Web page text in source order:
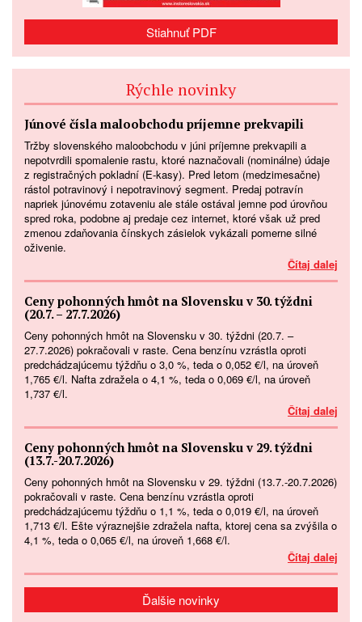
Stiahnuť PDF
Rýchle novinky
Júnové čísla maloobchodu príjemne prekvapili
Tržby slovenského maloobchodu v júni príjemne prekvapili a
nepotvrdili spomalenie rastu, ktoré naznačovali (nominálne) údaje
z registračných pokladní (E-kasy). Pred letom (medzimesačne)
rástol potravinový i nepotravinový segment. Predaj potravín
napriek júnovému zotaveniu ale stále ostával jemne pod úrovňou
spred roka, podobne aj predaje cez internet, ktoré však už pred
zmenou zdaňovania čínskych zásielok vykázali pomerne silné
oživenie.
Čítaj dalej
Ceny pohonných hmôt na Slovensku v 30. týždni
(20.7. – 27.7.2026)
Ceny pohonných hmôt na Slovensku v 30. týždni (20.7. –
27.7.2026) pokračovali v raste. Cena benzínu vzrástla oproti
predchádzajúcemu týždňu o 3,0 %, teda o 0,052 €/l, na úroveň
1,765 €/l. Nafta zdražela o 4,1 %, teda o 0,069 €/l, na úroveň
1,737 €/l.
Čítaj dalej
Ceny pohonných hmôt na Slovensku v 29. týždni
(13.7.-20.7.2026)
Ceny pohonných hmôt na Slovensku v 29. týždni (13.7.-20.7.2026)
pokračovali v raste. Cena benzínu vzrástla oproti
predchádzajúcemu týždňu o 1,1 %, teda o 0,019 €/l, na úroveň
1,713 €/l. Ešte výraznejšie zdražela nafta, ktorej cena sa zvýšila o
4,1 %, teda o 0,065 €/l, na úroveň 1,668 €/l.
Čítaj dalej
Ďalšie novinky